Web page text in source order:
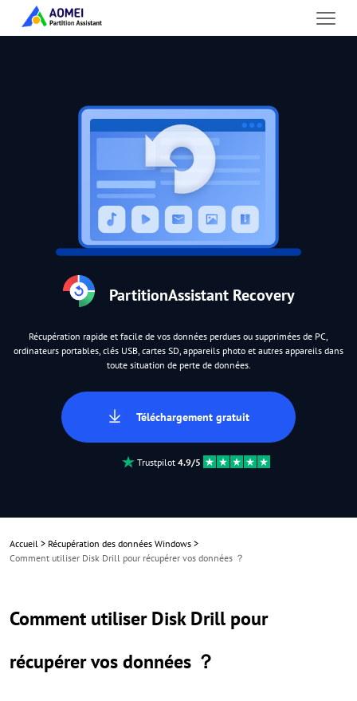
PartitionAssistant Recovery
Récupération rapide et facile de vos données perdues ou supprimées de PC,
ordinateurs portables, clés USB, cartes SD, appareils photo et autres appareils dans
toute situation de perte de données.
Téléchargement gratuit
Trustpilot 4.9/5
Accueil > Récupération des données Windows >
Comment utiliser Disk Drill pour récupérer vos données ？
Comment utiliser Disk Drill pour
récupérer vos données ？